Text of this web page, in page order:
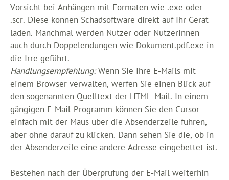
Vorsicht bei Anhängen mit Formaten wie .exe oder
.scr. Diese können Schadsoftware direkt auf Ihr Gerät
laden. Manchmal werden Nutzer oder Nutzerinnen
auch durch Doppelendungen wie Dokument.pdf.exe in
die Irre geführt.
Handlungsempfehlung:Wenn Sie Ihre E-Mails mit
einem Browser verwalten, werfen Sie einen Blick auf
den sogenannten Quelltext der HTML-Mail. In einem
gängigen E-Mail-Programm können Sie den Cursor
einfach mit der Maus über die Absenderzeile führen,
aber ohne darauf zu klicken. Dann sehen Sie die, ob in
der Absenderzeile eine andere Adresse eingebettet ist.
Bestehen nach der Überprüfung der E-Mail weiterhin